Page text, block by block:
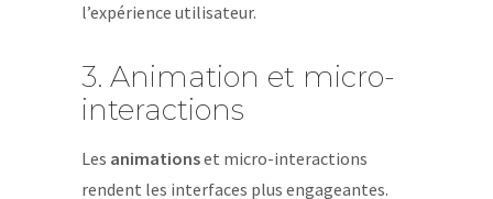
l’expérience utilisateur.
3. Animation et micro-
interactions
Les animationset micro-interactions
rendent les interfaces plus engageantes.